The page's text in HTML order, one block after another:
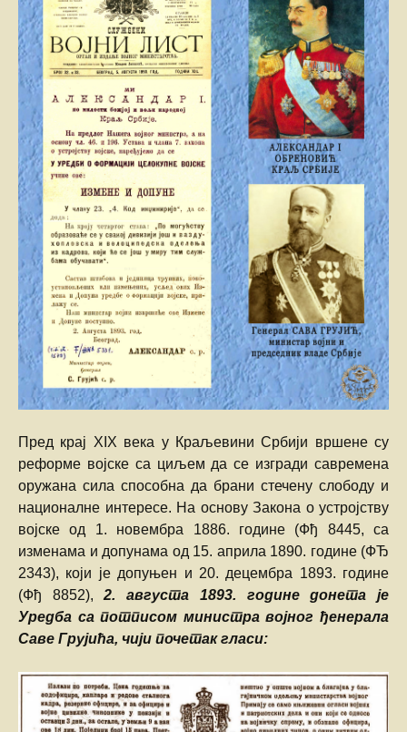
Пред крај XIX века у Краљевини Србији вршене су
реформе војске са циљем да се изгради савремена
оружана сила способна да брани стечену слободу и
националне интересе. На основу Закона о устројству
војске од 1. новембра 1886. године (Фђ 8445, са
изменама и допунама од 15. априла 1890. године (ФЂ
2343), који је допуњен и 20. децембра 1893. године
(Фђ 8852),2. августа 1893. године донета је
Уредба са потписом министра војног ђенерала
Саве Грујића, чији почетак гласи: